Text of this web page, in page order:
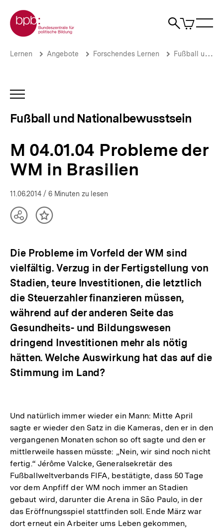
zum
Seiteninhalt
springen
Zur Startseite der bpb
Suche
Artikel
im
WM
Brasilien
Nationalbewusstsein
bpb.de
Brotkrümelnavigation
Pfadnavigation
Lernen Angebote Forschendes Lernen Fußball und Nationalbewusstsein
INHALTSNAVIGATION
Fußball und Nationalbewusstsein
M 04.01.04 Probleme der
WM in Brasilien
11.06.2014 / 6 Minuten zu lesen
TeilenInhalt
Die Probleme im Vorfeld der WM sind
vielfältig. Verzug in der Fertigstellung von
Stadien, teure Investitionen, die letztlich
die Steuerzahler finanzieren müssen,
während auf der anderen Seite das
Gesundheits- und Bildungswesen
dringend Investitionen mehr als nötig
hätten. Welche Auswirkung hat das auf die
Stimmung im Land?
Und natürlich immer wieder ein Mann: Mitte April
sagte er wieder den Satz in die Kameras, den er in den
vergangenen Monaten schon so oft sagte und den er
mittlerweile hassen müsste: „Nein, wir sind noch nicht
fertig.“ Jérôme Valcke, Generalsekretär des
Fußballweltverbands FIFA, bestätigte, dass 50 Tage
vor dem Anpfiff der WM noch immer an Stadien
gebaut wird, darunter die Arena in São Paulo, in der
das Eröffnungsspiel stattfinden soll. Ende März war
dort erneut ein Arbeiter ums Leben gekommen,